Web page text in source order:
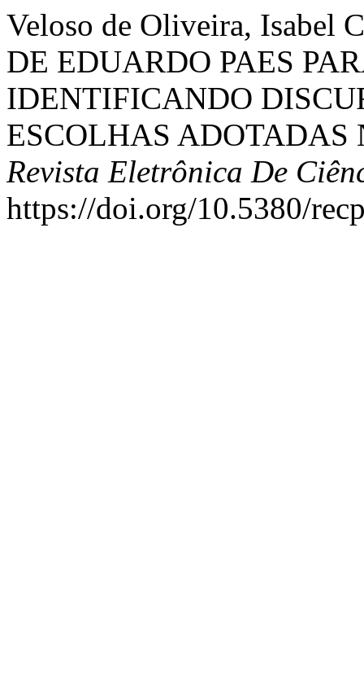
Veloso de Oliveira, Isabel
DE EDUARDO PAES
IDENTIFICANDO
ESCOLHAS
Revista Eletrônica De
https://doi.org/10.5380/